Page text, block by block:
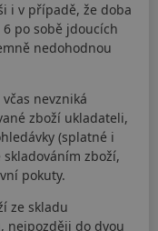
i v případě, že doba
po sobě jdoucích
nedohodnou
nevzniká
zboží ukladateli,
(splatné i
zboží,
pokuty.
ze skladu
nejpozději do dvou